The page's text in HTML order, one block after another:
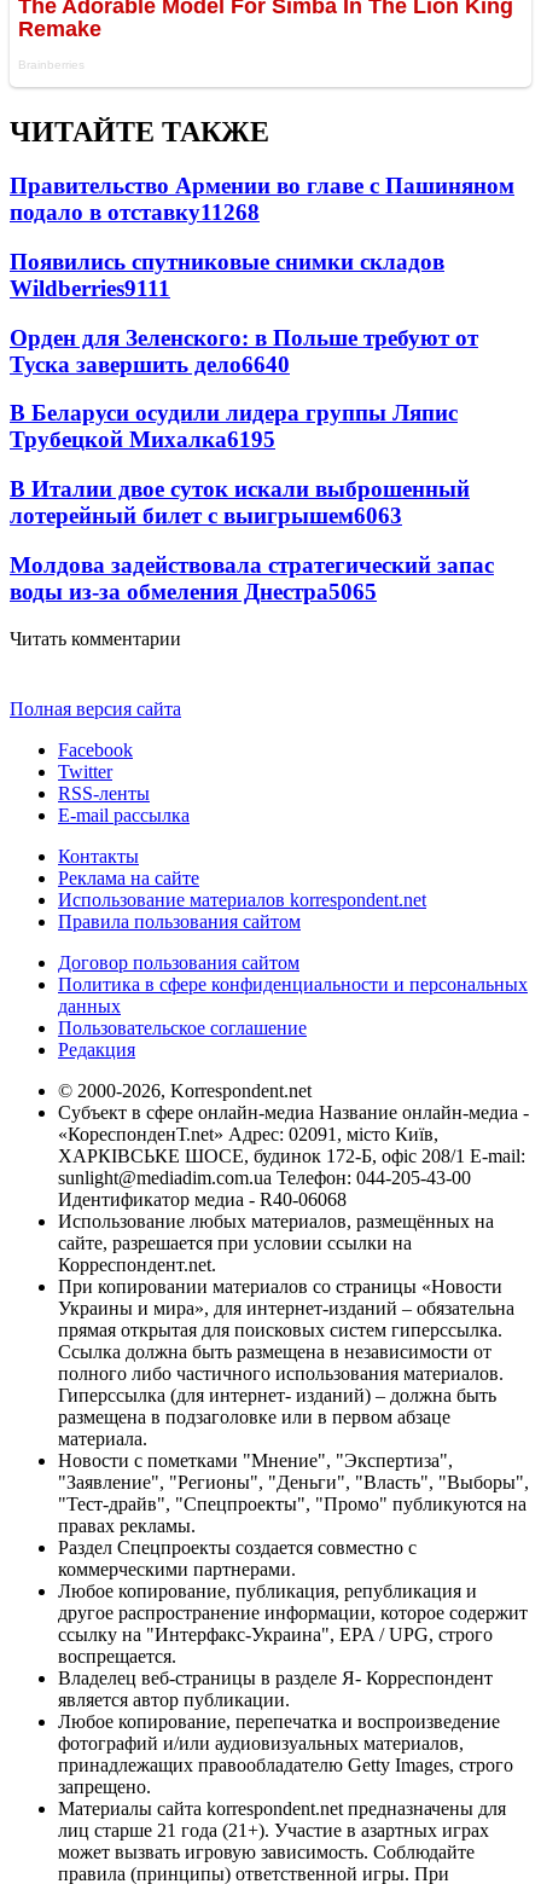
ЧИТАЙТЕ ТАКЖЕ
Правительство Армении во главе с Пашиняном
подало в отставку11268
Появились спутниковые снимки складов
Wildberries9111
Орден для Зеленского: в Польше требуют от
Туска завершить дело6640
В Беларуси осудили лидера группы Ляпис
Трубецкой Михалка6195
В Италии двое суток искали выброшенный
лотерейный билет с выигрышем6063
Молдова задействовала стратегический запас
воды из-за обмеления Днестра5065
Читать комментарии
Полная версия сайта
Facebook
Twitter
RSS-ленты
E-mail рассылка
Контакты
Реклама на сайте
Использование материалов korrespondent.net
Правила пользования сайтом
Договор пользования сайтом
Политика в сфере конфиденциальности и персональных
данных
Пользовательское соглашение
Редакция
© 2000-2026, Korrespondent.net
Субъект в сфере онлайн-медиа Название онлайн-медиа -
«КореспонденТ.net» Адрес: 02091, місто Київ,
ХАРКІВСЬКЕ ШОСЕ, будинок 172-Б, офіс 208/1 E-mail:
sunlight@mediadim.com.ua Телефон: 044-205-43-00
Идентификатор медиа - R40-06068
Использование любых материалов, размещённых на
сайте, разрешается при условии ссылки на
Корреспондент.net.
При копировании материалов со страницы «Новости
Украины и мира», для интернет-изданий – обязательна
прямая открытая для поисковых систем гиперссылка.
Ссылка должна быть размещена в независимости от
полного либо частичного использования материалов.
Гиперссылка (для интернет- изданий) – должна быть
размещена в подзаголовке или в первом абзаце
материала.
Новости с пометками "Мнение", "Экспертиза",
"Заявление", "Регионы", "Деньги", "Власть", "Выборы",
"Тест-драйв", "Спецпроекты", "Промо" публикуются на
правах рекламы.
Раздел Спецпроекты создается совместно с
коммерческими партнерами.
Любое копирование, публикация, републикация и
другое распространение информации, которое содержит
ссылку на "Интерфакс-Украина", EPA / UPG, строго
воспрещается.
Владелец веб-страницы в разделе Я- Корреспондент
является автор публикации.
Любое копирование, перепечатка и воспроизведение
фотографий и/или аудиовизуальных материалов,
принадлежащих правообладателю Getty Images, строго
запрещено.
Материалы сайта korrespondent.net предназначены для
лиц старше 21 года (21+). Участие в азартных играх
может вызвать игровую зависимость. Соблюдайте
правила (принципы) ответственной игры. При